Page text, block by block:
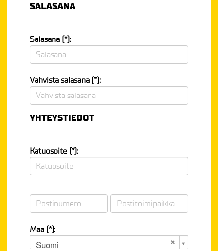
SALASANA
Salasana (*):
Vahvista salasana (*):
YHTEYSTIEDOT
Katuosoite (*):
Maa (*):
Suomi